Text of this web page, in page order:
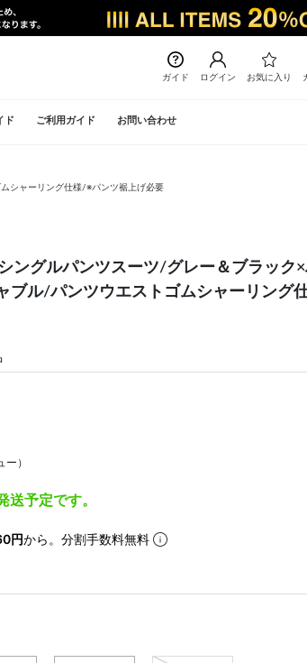
ガイド ログイン お気に入り
ド ご利用ガイド お問い合わせ
シャーリング仕様/※パンツ裾上げ必要
ングルパンツスーツ/グレー＆ブラック
ブル/パンツウエストゴムシャーリング
ー）
送予定です。
円から。分割手数料無料